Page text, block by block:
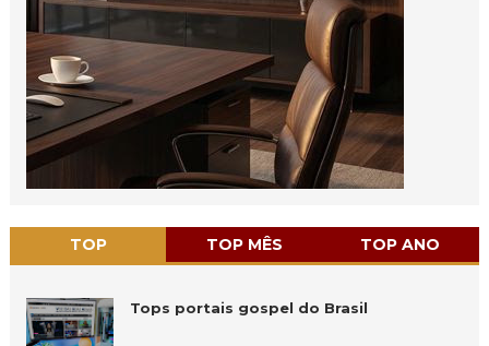
TOP TOP MÊS TOP ANO
Tops portais gospel do Brasil